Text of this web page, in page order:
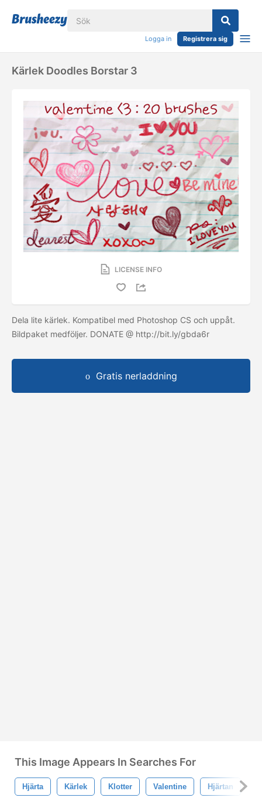
Logga in Registrera sig
Kärlek Doodles Borstar 3
LICENSE INFO
Dela lite kärlek. Kompatibel med Photoshop CS och uppåt.
Bildpaket medföljer. DONATE @ http://bit.ly/gbda6r
Gratis nerladdning
This Image Appears In Searches For
Hjärta Kärlek Klotter Valentine Hjärtan